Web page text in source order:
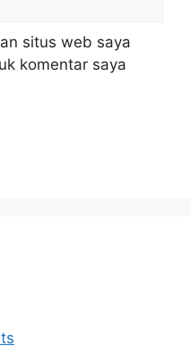
situs web saya
komentar saya